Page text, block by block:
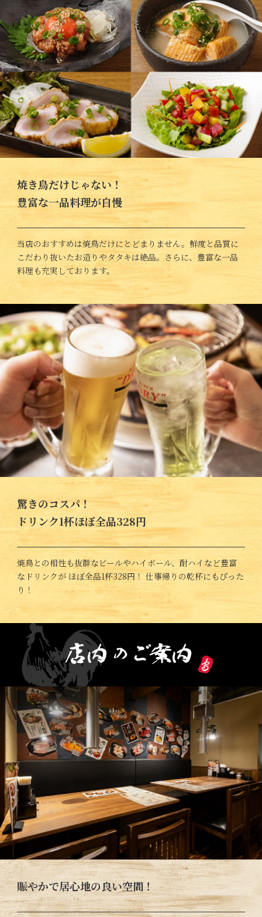
焼き鳥だけじゃない！
豊富な一品料理が自慢
当店のおすすめは焼鳥だけにとどまりません。鮮度と品質に
こだわり抜いたお造りやタタキは絶品。さらに、豊富な一品
料理も充実しております。
驚きのコスパ！
ドリンク1杯ほぼ全品328円
焼鳥との相性も抜群なビールやハイボール、酎ハイなど豊富
なドリンクが ほぼ全品1杯328円！ 仕事帰りの乾杯にもぴった
り！
賑やかで居心地の良い空間！